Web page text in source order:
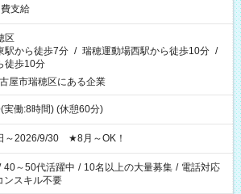
支給
区
駅から徒歩7分 / 瑞穂運動場西駅から徒歩10分 /
徒歩10分
屋市瑞穂区にある企業
実働:8時間) (休憩60分)
～2026/9/30 ★8月～OK！
40～50代活躍中 / 10名以上の大量募集 / 電話対応
ンスキル不要